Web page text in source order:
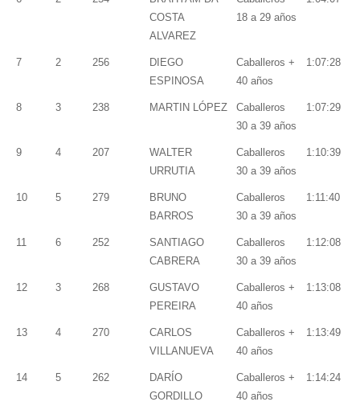
COSTA
ALVAREZ
18 a 29 años
7 2 256
DIEGO
ESPINOSA
Caballeros +
40 años
1:07:28
8 3 238 MARTIN LÓPEZ
Caballeros
30 a 39 años
1:07:29
9 4 207
WALTER
URRUTIA
Caballeros
30 a 39 años
1:10:39
10 5 279
BRUNO
BARROS
Caballeros
30 a 39 años
1:11:40
11 6 252
SANTIAGO
CABRERA
Caballeros
30 a 39 años
1:12:08
12 3 268
GUSTAVO
PEREIRA
Caballeros +
40 años
1:13:08
13 4 270
CARLOS
VILLANUEVA
Caballeros +
40 años
1:13:49
14 5 262
DARÍO
GORDILLO
Caballeros +
40 años
1:14:24